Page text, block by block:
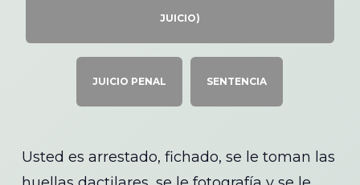
JUICIO)
JUICIO PENAL SENTENCIA
Usted es arrestado, fichado, se le toman las